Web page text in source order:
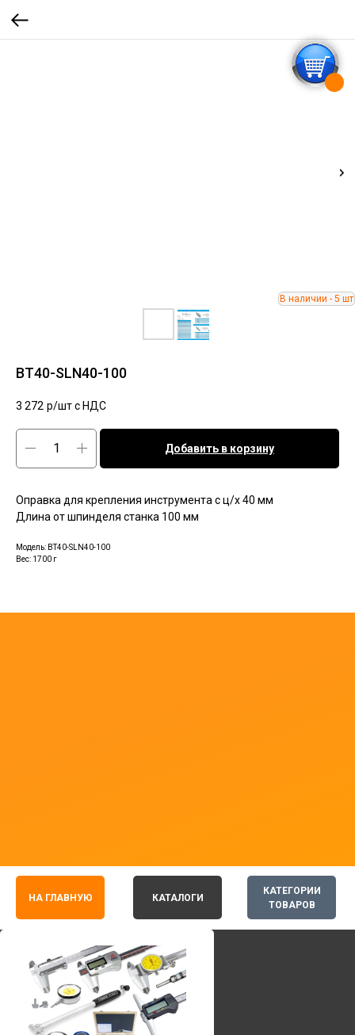
BT40-SLN40-100
3 272 р/шт c НДС
Добавить в корзину
Оправка для крепления инструмента с ц/х 40 мм
Длина от шпинделя станка 100 мм
Модель: BT40-SLN40-100
Вес: 1700 г
КАТЕГОРИИ
ТОВАРОВ
НА ГЛАВНУЮ КАТАЛОГИ